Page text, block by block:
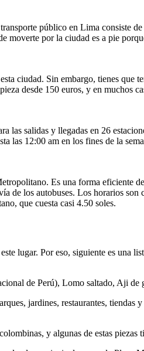
público en Lima consiste
por la ciudad es a pie
ciudad. Sin embargo, tienes que
desde 150 euros, y en muchos
salidas y llegadas en 26
las 12:00 am en los fines de la
Es una forma eficiente
de los autobuses. Los horarios
que cuesta casi 4.50 soles.
lugar. Por eso, siguiente es una
de Perú), Lomo saltado, Aji de
jardines, restaurantes, tiendas
y algunas de estas piezas